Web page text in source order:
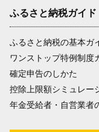
ふるさと納税ガイド
ふるさと納税の基本ガ
ワンストップ特例制度
確定申告のしかた
控除上限額シミュレー
年金受給者・自営業者